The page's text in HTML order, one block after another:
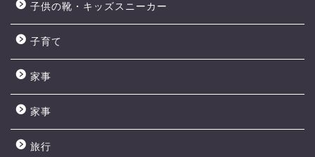
子供の靴・キッズスニーカー
子育て
家事
家事
旅行